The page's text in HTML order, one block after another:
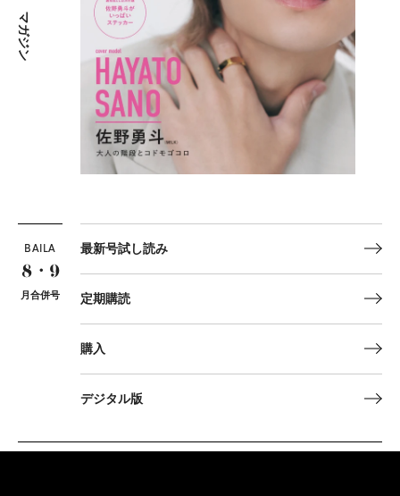
マガジン
BAILA
8・9
月合併号
最新号試し読み
定期購読
購入
デジタル版